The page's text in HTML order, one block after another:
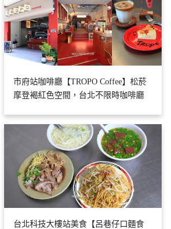
市府站咖啡廳【TROPO Coffee】松菸
摩登褐紅色空間，台北不限時咖啡廳
台北科技大樓站美食【呂巷仔口麵食